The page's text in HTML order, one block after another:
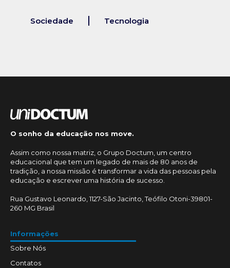
Sociedade Tecnologia
O sonho da educação nos move.
Assim como nossa matriz, o Grupo Doctum, um centro
educacional que tem um legado de mais de 80 anos de
tradição, a nossa missão é transformar a vida das pessoas pela
educação e escrever uma história de sucesso.
Rua Gustavo Leonardo, 1127-São Jacinto, Teófilo Otoni-39801-
260 MG Brasil
Informações
Sobre Nós
Contatos